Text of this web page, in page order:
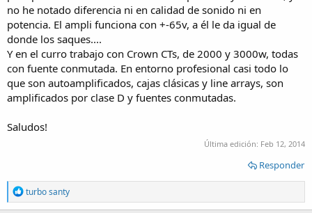
no he notado diferencia ni en calidad de sonido ni en
potencia. El ampli funciona con +-65v, a él le da igual de
donde los saques....
Y en el curro trabajo con Crown CTs, de 2000 y 3000w, todas
con fuente conmutada. En entorno profesional casi todo lo
que son autoamplificados, cajas clásicas y line arrays, son
amplificados por clase D y fuentes conmutadas.
Saludos!
Última edición: Feb 12, 2014
Responder
R
e
turbo santy